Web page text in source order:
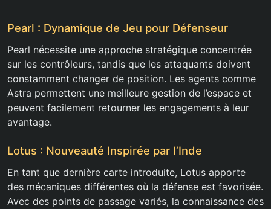
Pearl : Dynamique de Jeu pour Défenseur
Pearl nécessite une approche stratégique concentrée
sur les contrôleurs, tandis que les attaquants doivent
constamment changer de position. Les agents comme
Astra permettent une meilleure gestion de l’espace et
peuvent facilement retourner les engagements à leur
avantage.
Lotus : Nouveauté Inspirée par l’Inde
En tant que dernière carte introduite, Lotus apporte
des mécaniques différentes où la défense est favorisée.
Avec des points de passage variés, la connaissance des